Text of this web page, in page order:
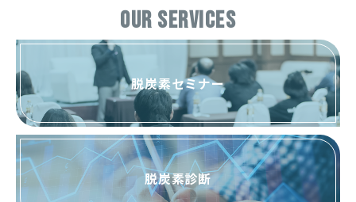
OUR SERVICES
脱炭素セミナー
脱炭素診断